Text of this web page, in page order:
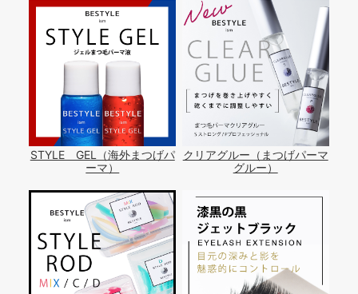
STYLE GEL（海外まつげパ
ーマ）
クリアグルー（まつげパーマ
グルー）